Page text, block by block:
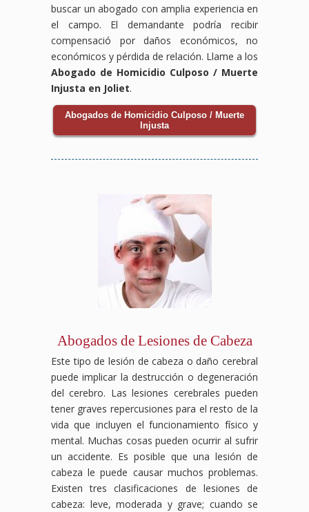
buscar un abogado con amplia experiencia en
el campo. El demandante podría recibir
compensació por daños económicos, no
económicos y pérdida de relación. Llame a los
Abogado de Homicidio Culposo / Muerte
Injusta en Joliet.
Abogados de Homicidio Culposo / Muerte
Injusta
Abogados de Lesiones de Cabeza
Este tipo de lesión de cabeza o daño cerebral
puede implicar la destrucción o degeneración
del cerebro. Las lesiones cerebrales pueden
tener graves repercusiones para el resto de la
vida que incluyen el funcionamiento físico y
mental. Muchas cosas pueden ocurrir al sufrir
un accidente. Es posible que una lesión de
cabeza le puede causar muchos problemas.
Existen tres clasificaciones de lesiones de
cabeza: leve, moderada y grave; cuando se